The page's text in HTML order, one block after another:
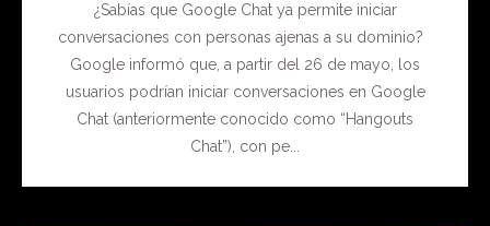
¿Sabías que Google Chat ya permite iniciar
conversaciones con personas ajenas a su dominio?
Google informó que, a partir del 26 de mayo, los
usuarios podrían iniciar conversaciones en Google
Chat (anteriormente conocido como “Hangouts
Chat”), con pe...